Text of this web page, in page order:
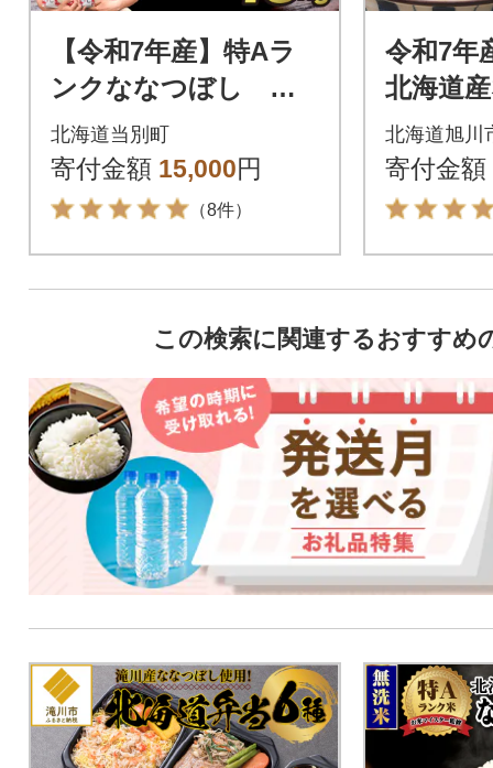
【令和7年産】特Aラ
ンクななつぼし 単
一農家の美味しいお米
10kg_tb15-002
北海道当別町
寄付金額 15,000円
（8件）
令和7年
北海道
75kg×2
め お米
北海道旭川
寄付金額
この検索に関連するおすすめ